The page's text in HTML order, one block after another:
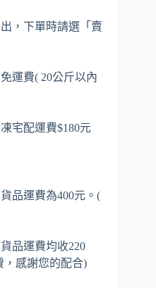
，下單時請選「賣
運費( 20公斤以內
宅配運費$180元
品運費為400元。(
品運費均收220
，感謝您的配合)